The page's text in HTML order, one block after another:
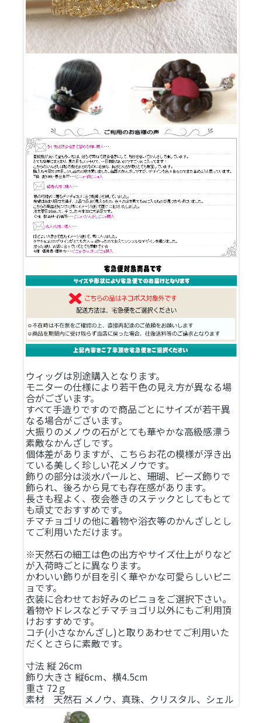
ウィッグは別途購入となります。
モニターの仕様により若干色の見え方が異なる場
合がございます。
すべて手造りですので商品ごとにサイズが若干異
なる場合がございます。
大振りのメノウの石がとても華やかな高級感漂う
素敵なかんざしです。
個体差がありますが、こちらお花の模様が浮き出
ている美しく珍しい花メノウです。
飾りの部分は淡水パールと、珊瑚、ビーズ飾りで
飾られ、後ろから見ても存在感があります。
長さも程よく、夜会巻きのステックとしてもとて
も頑丈でおすすめです。
チマチョゴリの他に着物や浴衣等のかんざしとし
てご利用いただけます。
※天然石の細工は色の出方やサイズ仕上がりなど
が入荷時ごとに異なります。
かわいい飾りが目を引く華やかな可愛らしいピニ
ョです。
衣装に合わせてお好みのピニョをご選択下さい。
着物やドレスなどチマチョゴリ以外にもご利用頂
けおすすめです。
コチ(小さなかんざし)と取りあわせてご利用いた
だくとさらに素敵です。
寸法 縦 26cm
飾り大きさ 縦6cm、横4.5cm
重さ 72ｇ
素材 天然石 メノウ、真珠、クリスタル、シェル